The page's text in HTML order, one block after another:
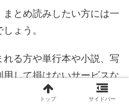
とめ読みしたい方には一
ょう。
る方や単行本や小説、写
して損はないサービスな
いてみてはいかがでしょ
トップ サイドバー